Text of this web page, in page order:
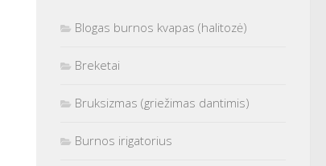
Blogas burnos kvapas (halitozė)
Breketai
Bruksizmas (griežimas dantimis)
Burnos irigatorius